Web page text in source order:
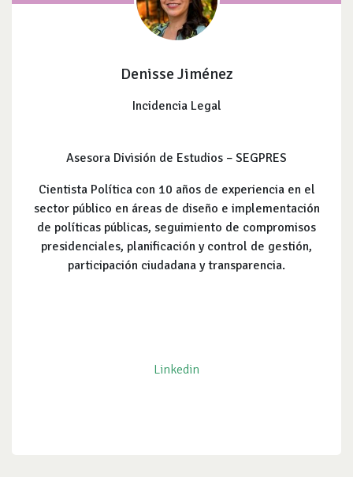
Denisse Jiménez
Incidencia Legal
Asesora División de Estudios – SEGPRES
Cientista Política con 10 años de experiencia en el
sector público en áreas de diseño e implementación
de políticas públicas, seguimiento de compromisos
presidenciales, planificación y control de gestión,
participación ciudadana y transparencia.
Linkedin